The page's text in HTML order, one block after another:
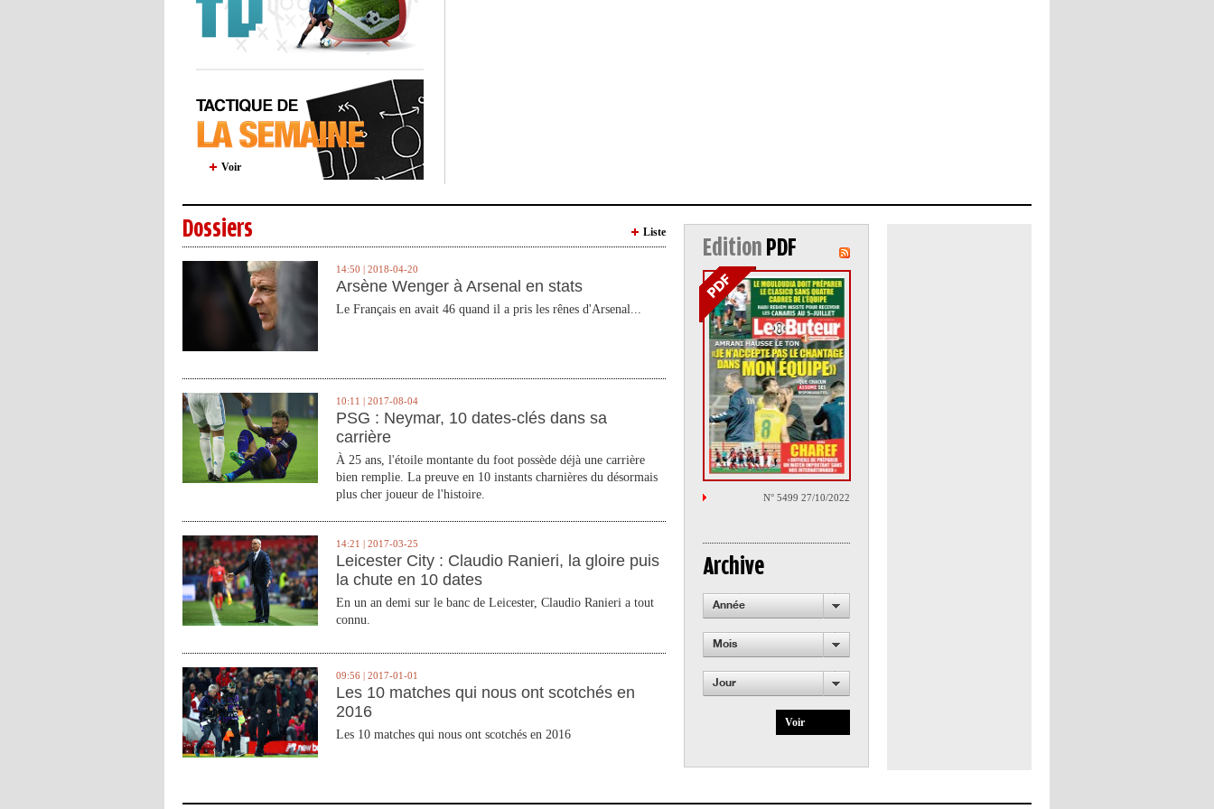
Voir
Dossiers Liste
14:50 | 2018-04-20
Arsène Wenger à Arsenal en stats
Le Français en avait 46 quand il a pris les rênes d'Arsenal...
10:11 | 2017-08-04
PSG : Neymar, 10 dates-clés dans sa
carrière
À 25 ans, l'étoile montante du foot possède déjà une carrière
bien remplie. La preuve en 10 instants charnières du désormais
plus cher joueur de l'histoire.
14:21 | 2017-03-25
Leicester City : Claudio Ranieri, la gloire puis
la chute en 10 dates
En un an demi sur le banc de Leicester, Claudio Ranieri a tout
connu.
09:56 | 2017-01-01
Les 10 matches qui nous ont scotchés en
2016
Les 10 matches qui nous ont scotchés en 2016
Edition PDF
N° 5499 27/10/2022
Archive
Année
Mois
Jour
Voir